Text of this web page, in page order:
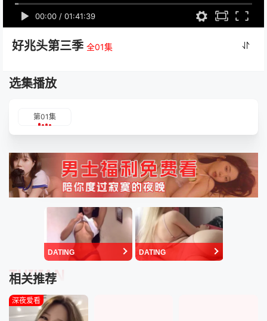
00:00 / 01:41:39
好兆头第三季 全01集
选集播放
第01集
DATING DATING
相关推荐
TUIJIAN
深夜爱看